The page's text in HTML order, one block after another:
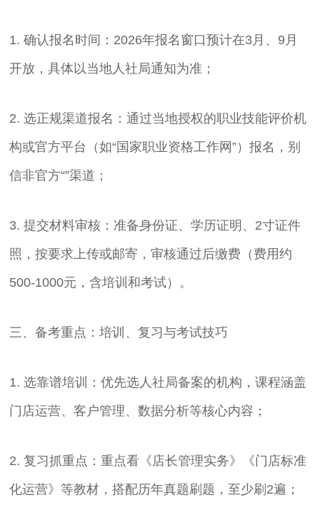
1. 确认报名时间：2026年报名窗口预计在3月、9月
开放，具体以当地人社局通知为准；
2. 选正规渠道报名：通过当地授权的职业技能评价机
构或官方平台（如“国家职业资格工作网”）报名，别
信非官方“”渠道；
3. 提交材料审核：准备身份证、学历证明、2寸证件
照，按要求上传或邮寄，审核通过后缴费（费用约
500-1000元，含培训和考试）。
三、备考重点：培训、复习与考试技巧
1. 选靠谱培训：优先选人社局备案的机构，课程涵盖
门店运营、客户管理、数据分析等核心内容；
2. 复习抓重点：重点看《店长管理实务》《门店标准
化运营》等教材，搭配历年真题刷题，至少刷2遍；